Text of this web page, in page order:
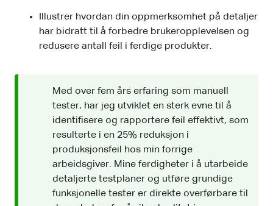
Illustrer hvordan din oppmerksomhet på detaljer
har bidratt til å forbedre brukeropplevelsen og
redusere antall feil i ferdige produkter.
Med over fem års erfaring som manuell
tester, har jeg utviklet en sterk evne til å
identifisere og rapportere feil effektivt, som
resulterte i en 25% reduksjon i
produksjonsfeil hos min forrige
arbeidsgiver. Mine ferdigheter i å utarbeide
detaljerte testplaner og utføre grundige
funksjonelle tester er direkte overførbare til